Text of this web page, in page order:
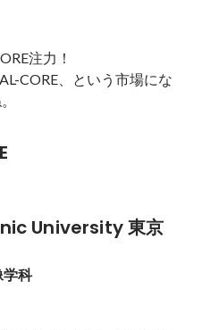
注力！
CORE、という市場にな
University 東京
科